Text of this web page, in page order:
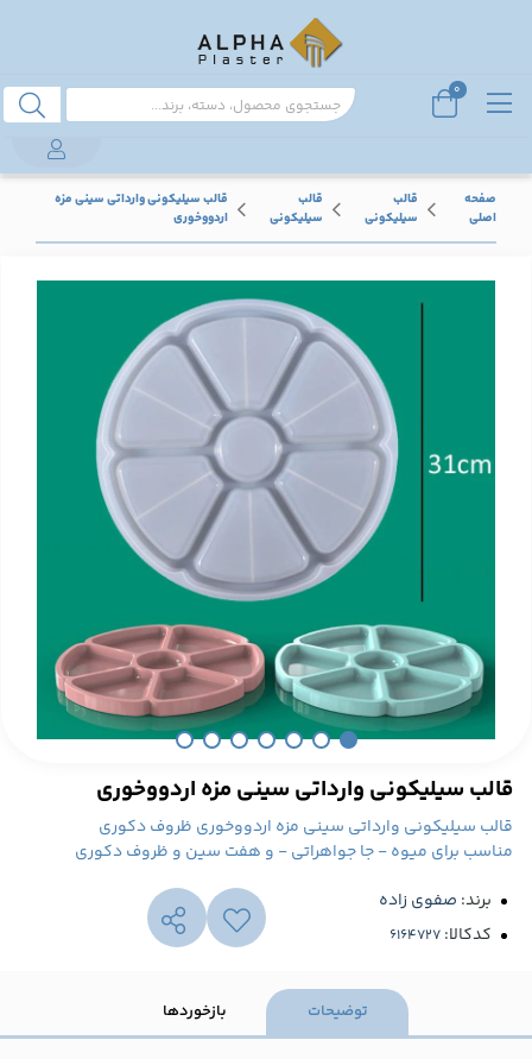
صفحه
اصلی
قالب
سیلیکونی
قالب
سیلیکونی
قالب سیلیکونی وارداتی سینی مزه
اردووخوری
قالب سیلیکونی وارداتی سینی مزه اردووخوری
قالب سیلیکونی وارداتی سینی مزه اردووخوری ظروف دکوری
مناسب برای میوه - جا جواهراتی - و هفت سین و ظروف دکوری
برند: صفوی زاده
کدکالا:
توضیحات بازخوردها
0